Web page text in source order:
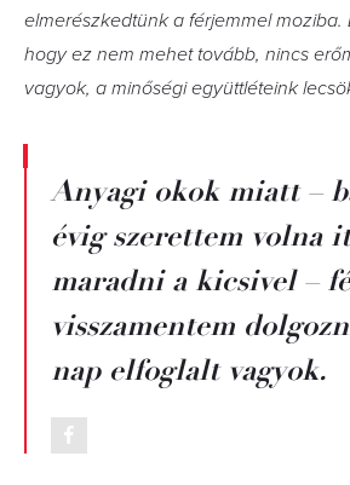
elmerészkedtünk a férjemmel
hogy ez nem mehet tovább, nincs
vagyok, a minőségi együttlé­teink
Anyagi okok miatt –
évig szerettem volna
maradni a kicsivel –
visszamentem
nap elfoglalt vagyok.